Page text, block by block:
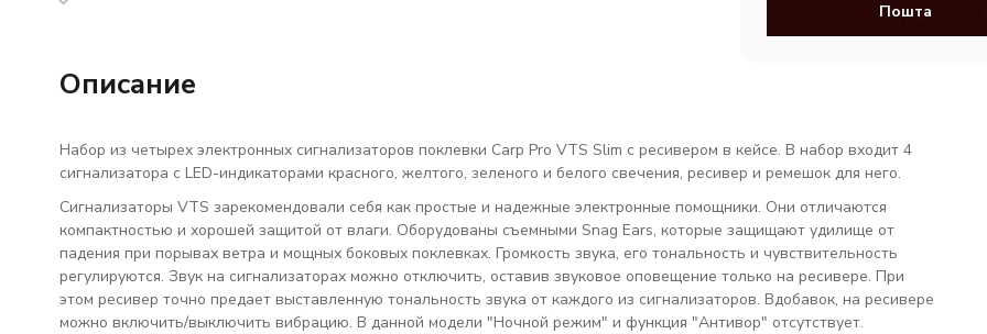
Пошта
Описание
Набор из четырех электронных сигнализаторов поклевки Carp Pro VTS Slim с ресивером в кейсе. В набор входит 4
сигнализатора с LED-индикаторами красного, желтого, зеленого и белого свечения, ресивер и ремешок для него.
Сигнализаторы VTS зарекомендовали себя как простые и надежные электронные помощники. Они отличаются
компактностью и хорошей защитой от влаги. Оборудованы съемными Snag Ears, которые защищают удилище от
падения при порывах ветра и мощных боковых поклевках. Громкость звука, его тональность и чувствительность
регулируются. Звук на сигнализаторах можно отключить, оставив звуковое оповещение только на ресивере. При
этом ресивер точно предает выставленную тональность звука от каждого из сигнализаторов. Вдобавок, на ресивере
можно включить/выключить вибрацию. В данной модели "Ночной режим" и функция "Антивор" отсутствует.